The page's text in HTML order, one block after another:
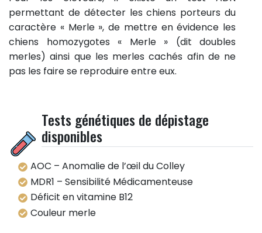
permettant de détecter les chiens porteurs du
caractère « Merle », de mettre en évidence les
chiens homozygotes « Merle » (dit doubles
merles) ainsi que les merles cachés afin de ne
pas les faire se reproduire entre eux.
Tests génétiques de dépistage
disponibles
AOC – Anomalie de l’œil du Colley
MDR1 – Sensibilité Médicamenteuse
Déficit en vitamine B12
Couleur merle